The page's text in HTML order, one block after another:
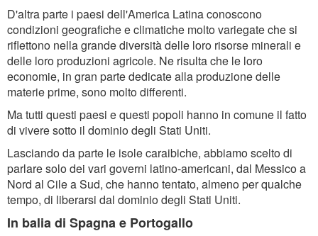
D'altra parte i paesi dell'America Latina conoscono
condizioni geografiche e climatiche molto variegate che si
riflettono nella grande diversità delle loro risorse minerali e
delle loro produzioni agricole. Ne risulta che le loro
economie, in gran parte dedicate alla produzione delle
materie prime, sono molto differenti.
Ma tutti questi paesi e questi popoli hanno in comune il fatto
di vivere sotto il dominio degli Stati Uniti.
Lasciando da parte le isole caraibiche, abbiamo scelto di
parlare solo dei vari governi latino-americani, dal Messico a
Nord al Cile a Sud, che hanno tentato, almeno per qualche
tempo, di liberarsi dal dominio degli Stati Uniti.
In balia di Spagna e Portogallo